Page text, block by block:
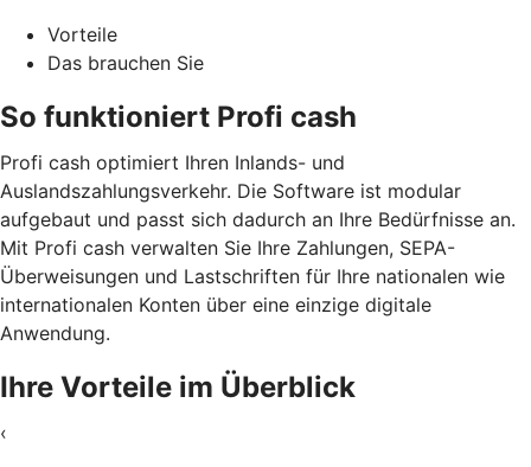
Vorteile
Das brauchen Sie
So funktioniert Profi cash
Profi cash optimiert Ihren Inlands- und
Auslandszahlungsverkehr. Die Software ist modular
aufgebaut und passt sich dadurch an Ihre Bedürfnisse an.
Mit Profi cash verwalten Sie Ihre Zahlungen, SEPA-
Überweisungen und Lastschriften für Ihre nationalen wie
internationalen Konten über eine einzige digitale
Anwendung.
Ihre Vorteile im Überblick
‹